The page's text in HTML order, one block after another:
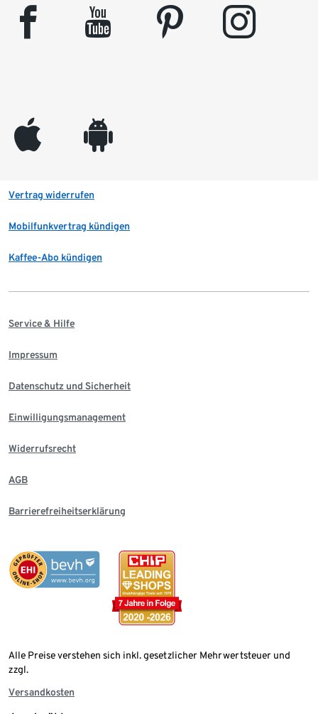
facebook youtube pinterest instagram
appleinc android
Vertrag widerrufen
Mobilfunkvertrag kündigen
Kaffee-Abo kündigen
Service & Hilfe
Impressum
Datenschutz und Sicherheit
Einwilligungsmanagement
Widerrufsrecht
AGB
Barrierefreiheitserklärung
Alle Preise verstehen sich inkl. gesetzlicher Mehrwertsteuer und
zzgl.
Versandkosten